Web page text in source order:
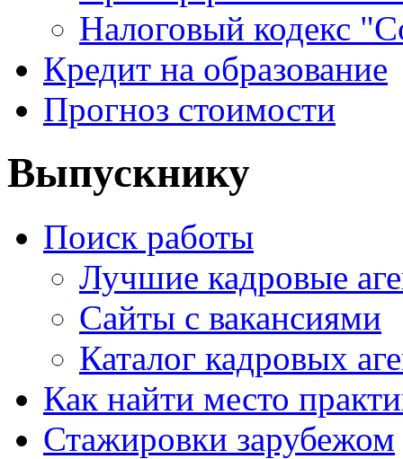
Налоговый кодекс
Кредит на образование
Прогноз стоимости
Выпускнику
Поиск работы
Лучшие кадровые
Сайты с вакансиями
Каталог кадровых
Как найти место
Стажировки зарубежом